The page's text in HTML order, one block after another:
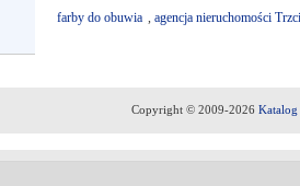
farby do obuwia , agencja nieruchomości
Copyright © 2009-2026 Katalog